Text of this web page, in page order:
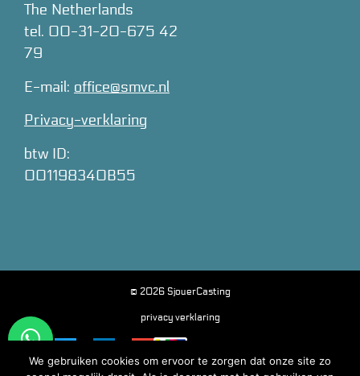
The Netherlands
tel. 00-31-20-675 42
79
E-mail: office@smvc.nl
Privacy-verklaring
btw ID:
001198340B55
© 2026 SjouerCasting
privacy verklaring
We gebruiken cookies om ervoor te zorgen dat onze site zo